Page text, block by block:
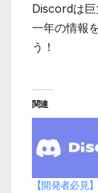
Discordは
一年の情報
う！
関連
【開発者必見